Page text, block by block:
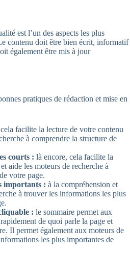
est l’un des aspects les plus
contenu doit être bien écrit, informatif
également être mis à jour
pratiques de rédaction et mise en
cela facilite la lecture de votre contenu
à comprendre la structure de
courts : là encore, cela facilite la
aide les moteurs de recherche à
votre page.
importants : à la compréhension et
à trouver les informations les plus
: le sommaire permet aux
de quoi parle la page et
Il permet également aux moteurs de
les plus importantes de